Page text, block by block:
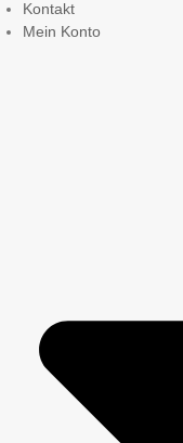
Kontakt
Mein Konto